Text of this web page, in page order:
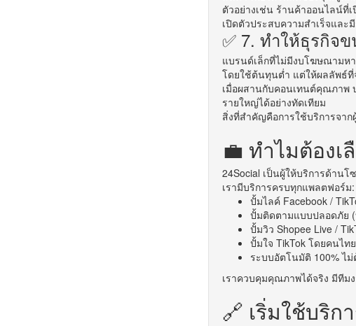
ตัวอย่างเช่น ร้านค้าออนไลน์ที่
เปิดตัวประสบความสำเร็จและ
✅ 7. ทำให้ธุรกิจ
แบรนด์เล็กที่ไม่มีงบโฆษณามห
โดยใช้ต้นทุนต่ำ แต่ให้ผลลัพธ์ที่
เมื่อผสานกับคอนเทนต์คุณภาพ
รายใหญ่ได้อย่างทัดเทียม
สิ่งที่สำคัญคือการใช้บริการจา
💼 ทำไมต้องเ
24Social เป็นผู้ให้บริการด้านโ
เรามีบริการครบทุกแพลตฟอร์ม:
ปั้มไลค์ Facebook /
ปั้มติดตามแบบปลอดภัย
ปั้มวิว Shopee Live /
ปั้มใจ TikTok โดยคนไท
ระบบอัตโนมัติ 100% ไ
เราควบคุมคุณภาพได้จริง มีที
🔗 เริ่มใช้บริก